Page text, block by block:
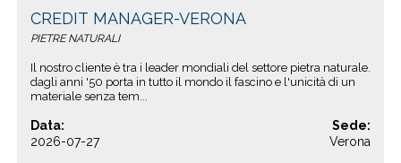
CREDIT MANAGER-VERONA
PIETRE NATURALI
Il nostro cliente è tra i leader mondiali del settore pietra naturale.
dagli anni '50 porta in tutto il mondo il fascino e l'unicità di un
materiale senza tem...
Data:
2026-07-27
Sede:
Verona